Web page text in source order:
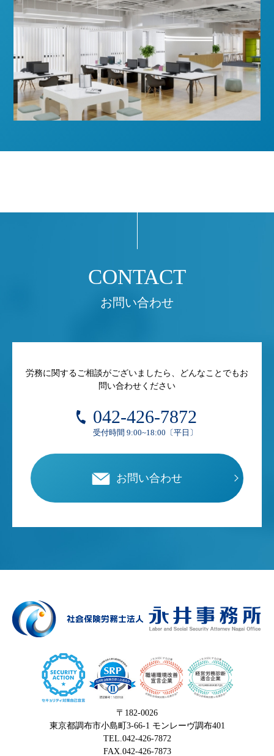
お問い合わせ
労務に関するご相談がございましたら、どんなことでもお
問い合わせください
042-426-7872
受付時間 9:00~18:00〔平日〕
お問い合わせ
〒182-0026
東京都調布市小島町3-66-1 モンレーヴ調布401
TEL.042-426-7872
FAX.042-426-7873